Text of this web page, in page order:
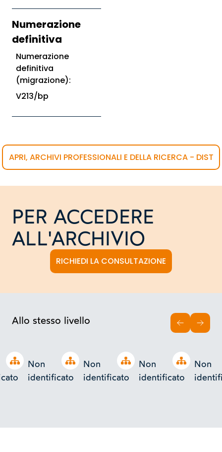
Numerazione
definitiva
Numerazione
definitiva
(migrazione):
V213/bp
APRI, ARCHIVI PROFESSIONALI E DELLA RICERCA - DIST
PER ACCEDERE
ALL'ARCHIVIO
RICHIEDI LA CONSULTAZIONE
Allo stesso livello
Open tree Open tree
Non
identificato
Open tree
Non
identificato
Open tree
Non
identificato
Non
INDIETRO